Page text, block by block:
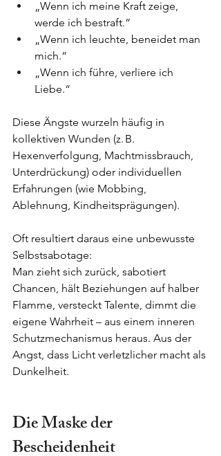
„Wenn ich meine Kraft zeige,
werde ich bestraft.“
„Wenn ich leuchte, beneidet man
mich.“
„Wenn ich führe, verliere ich
Liebe.“
Diese Ängste wurzeln häufig in
kollektiven Wunden (z. B.
Hexenverfolgung, Machtmissbrauch,
Unterdrückung) oder individuellen
Erfahrungen (wie Mobbing,
Ablehnung, Kindheitsprägungen).
Oft resultiert daraus eine unbewusste
Selbstsabotage:
Man zieht sich zurück, sabotiert
Chancen, hält Beziehungen auf halber
Flamme, versteckt Talente, dimmt die
eigene Wahrheit – aus einem inneren
Schutzmechanismus heraus. Aus der
Angst, dass Licht verletzlicher macht als
Dunkelheit.
Die Maske der
Bescheidenheit